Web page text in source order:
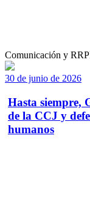
Comunicación y
30 de junio de 2026
Hasta siempre,
de la CCJ y
humanos